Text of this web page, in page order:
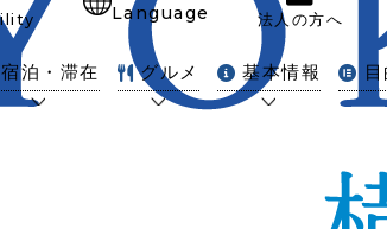
accessibility
Language
宿泊・滞在 グルメ 基本情報